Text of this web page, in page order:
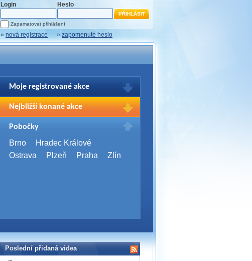
Login Heslo
Zapamatovat přihlášení
» nová registrace » zapomenuté heslo
Moje registrované akce
Pro zobrazení Vašich registrací na akce
se prosím přihlašte.
Nejbližší konané akce
WUG Days 2026
4. 9. 2026,Brno
SQL Server Bootcamp 2026
Pobočky
Brno
Hradec Králové
Ostrava
Plzeň Praha Zlín
Poslední přidaná videa